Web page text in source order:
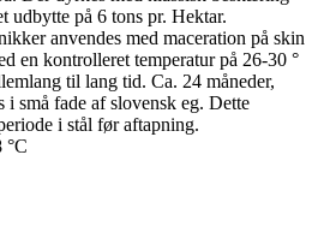
udbytte på 6 tons pr. Hektar.
anvendes med maceration på skin
en kontrolleret temperatur på 26-30 °
til lang tid. Ca. 24 måneder,
i små fade af slovensk eg. Dette
i stål før aftapning.
°C